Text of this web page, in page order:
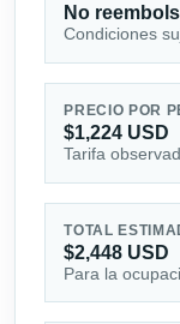
No
Condiciones
PRECIO POR
$1,224 USD
Tarifa
TOTAL
$2,448 USD
Para la